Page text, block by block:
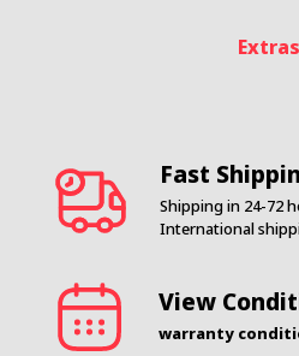
Extras
Fast
Shipping in 24-72
International
View
warranty